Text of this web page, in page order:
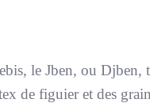
le Jben, ou Djben,
de figuier et des